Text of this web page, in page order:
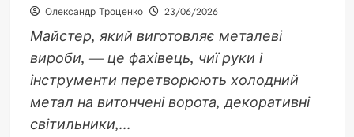
Олександр Троценко 23/06/2026
Майстер, який виготовляє металеві
вироби, — це фахівець, чиї руки і
інструменти перетворюють холодний
метал на витончені ворота, декоративні
світильники,...